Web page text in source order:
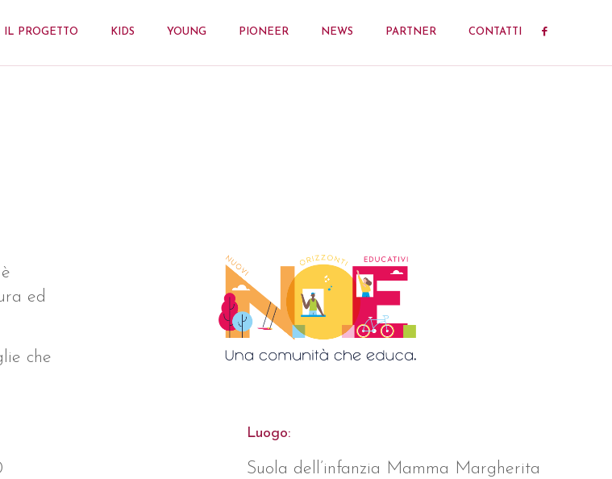
IL PROGETTO KIDS YOUNG PIONEER NEWS PARTNER CONTATTI
ed
che
Luogo:
Suola dell’infanzia Mamma Margherita